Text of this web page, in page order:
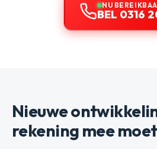
NU
BEL 0316
Nieuwe
rekening mee